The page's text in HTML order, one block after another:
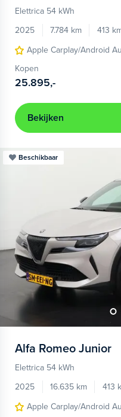
Elettrica 54 kWh
2025
7.784 km 413
Apple Carplay/Android
Kopen
25.895,-
Bekijken
Beschikbaar
Alfa Romeo Junior
Elettrica 54 kWh
2025
16.635 km 413
Apple Carplay/Android